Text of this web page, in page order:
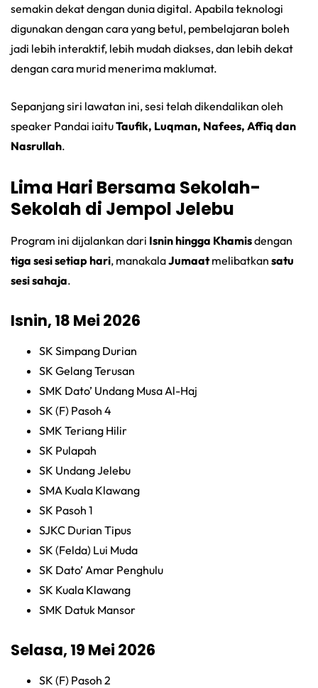
semakin dekat dengan dunia digital. Apabila teknologi
digunakan dengan cara yang betul, pembelajaran boleh
jadi lebih interaktif, lebih mudah diakses, dan lebih dekat
dengan cara murid menerima maklumat.
Sepanjang siri lawatan ini, sesi telah dikendalikan oleh
speaker Pandai iaituTaufik, Luqman, Nafees, Affiq dan
Nasrullah.
Lima Hari Bersama Sekolah-
Sekolah di Jempol Jelebu
Program ini dijalankan dari Isnin hingga Khamisdengan
tiga sesi setiap hari, manakalaJumaatmelibatkan satu
sesi sahaja.
Isnin, 18 Mei 2026
SK Simpang Durian
SK Gelang Terusan
SMK Dato’ Undang Musa Al-Haj
SK (F) Pasoh 4
SMK Teriang Hilir
SK Pulapah
SK Undang Jelebu
SMA Kuala Klawang
SK Pasoh 1
SJKC Durian Tipus
SK (Felda) Lui Muda
SK Dato’ Amar Penghulu
SK Kuala Klawang
SMK Datuk Mansor
Selasa, 19 Mei 2026
SK (F) Pasoh 2